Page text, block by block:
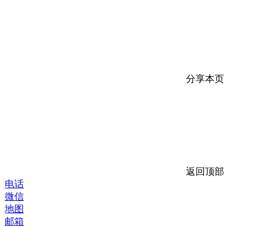
分享本页
返回顶部
电话
微信
地图
邮箱